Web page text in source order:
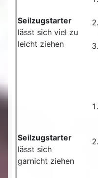
Seilzugstarter
lässt sich viel zu
leicht ziehen
Seilzugstarter
lässt sich
garnicht ziehen